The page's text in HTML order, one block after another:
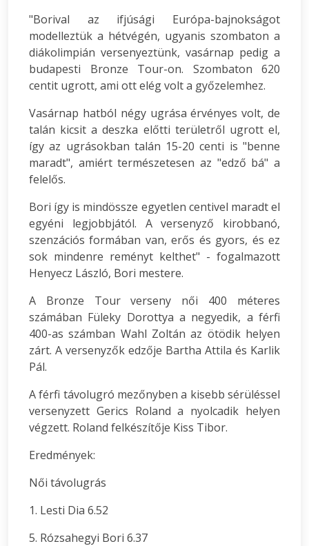
"Borival az ifjúsági Európa-bajnokságot
modelleztük a hétvégén, ugyanis szombaton a
diákolimpián versenyeztünk, vasárnap pedig a
budapesti Bronze Tour-on. Szombaton 620
centit ugrott, ami ott elég volt a győzelemhez.
Vasárnap hatból négy ugrása érvényes volt, de
talán kicsit a deszka előtti területről ugrott el,
így az ugrásokban talán 15-20 centi is "benne
maradt", amiért természetesen az "edző bá" a
felelős.
Bori így is mindössze egyetlen centivel maradt el
egyéni legjobbjától. A versenyző kirobbanó,
szenzációs formában van, erős és gyors, és ez
sok mindenre reményt kelthet" - fogalmazott
Henyecz László, Bori mestere.
A Bronze Tour verseny női 400 méteres
számában Füleky Dorottya a negyedik, a férfi
400-as számban Wahl Zoltán az ötödik helyen
zárt. A versenyzők edzője Bartha Attila és Karlik
Pál.
A férfi távolugró mezőnyben a kisebb sérüléssel
versenyzett Gerics Roland a nyolcadik helyen
végzett. Roland felkészítője Kiss Tibor.
Eredmények:
Női távolugrás
1. Lesti Dia 6.52
5. Rózsahegyi Bori 6.37